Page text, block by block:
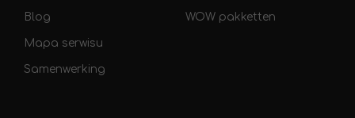
Blog
Mapa serwisu
Samenwerking
WOW pakketten